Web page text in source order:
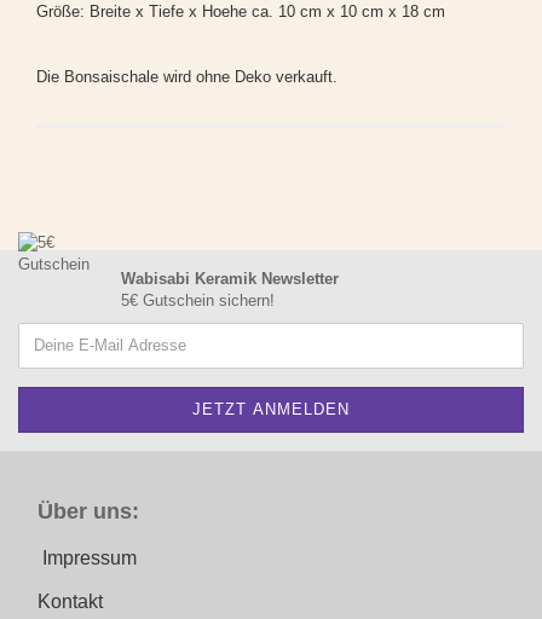
Größe: Breite x Tiefe x Hoehe ca. 10 cm x 10 cm x 18 cm
Die Bonsaischale wird ohne Deko verkauft.
Wabisabi Keramik Newsletter
5€ Gutschein sichern!
Über uns:
Impressum
Kontakt